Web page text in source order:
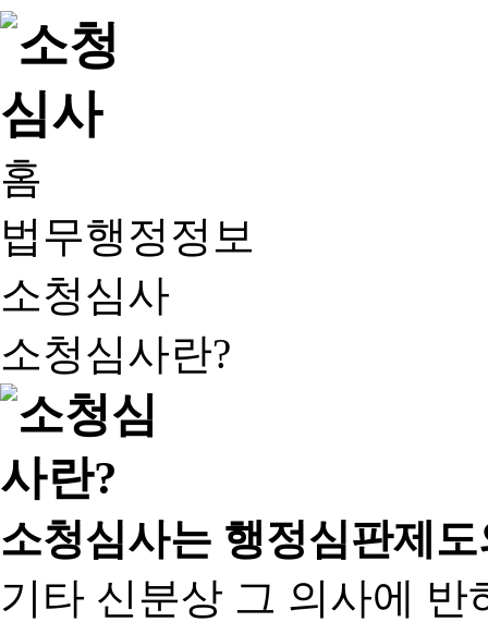
홈
법무행정정보
소청심사
소청심사란?
소청심사는 행정심판제
기타 신분상 그 의사에